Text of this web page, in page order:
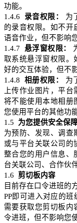
功能。
1.4.6
录音权限：
为
的录音权限。如不开
语音作业，但不影响
1.4.7
悬浮窗权限：
取系统悬浮窗权限。
好的交互体验，但不
1.4.8
相册权限：
为
上传作业图片，平
将不能使用本地相册
您使用平台的其他功能
1.5
为您提供安全保
为预防、发现、调查
或与平台关联公司的
整合您的用户信息、
台关联公司、合作伙
1.6
剪切板内容
目前存在口令进班的
PP即可进入对应的班
需要获取您剪切板内
令进班，但不影响您